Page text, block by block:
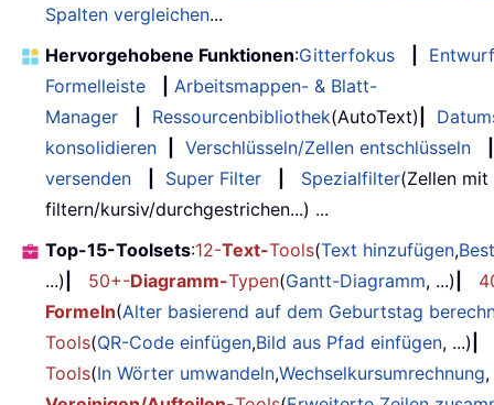
Spalten vergleichen...
Hervorgehobene Funktionen:Gitterfokus
Entwurf
Formelleiste
Arbeitsmappen- & Blatt-
Manager
Ressourcenbibliothek(AutoText)
konsolidieren
Verschlüsseln/Zellen entschlüsseln
versenden
Super Filter Spezialfilter(Zellen
filtern/kursiv/durchgestrichen...) ...
Top-15-Toolsets:12-Text-Tools(Text hinzufügen,
...)
50+-Diagramm-Typen(Gantt-Diagramm, ...)
Formeln(Alter basierend auf dem Geburtstag
Tools(QR-Code einfügen,Bild aus Pfad einfügen, ...)
Tools(In Wörter umwandeln,Wechselkursumrechnung